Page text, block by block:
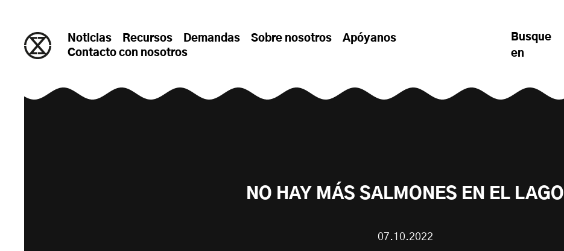
Noticias Recursos Demandas Sobre nosotros
Apóyanos
Contacto con nosotros
Busque
en
NO HAY MÁS SALMONES EN EL LAGO
07.10.2022